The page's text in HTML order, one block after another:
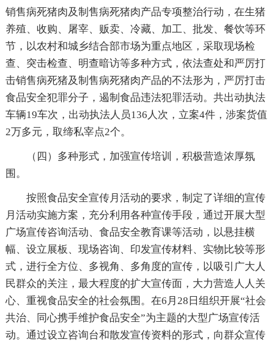
销售病死猪肉及制售病死猪肉产品专项整治行动，在生猪
养殖、收购、屠宰、贩卖、冷藏、加工、批发、餐饮等环
节，以农村和城乡结合部市场为重点地区，采取现场检
查、突击检查、明查暗访等多种方式，依法查处和严厉打
击销售病死猪及制售病死猪肉产品的不法形为，严厉打击
食品安全犯罪分子，遏制食品违法犯罪活动。共出动执法
车辆19车次，出动执法人员136人次，立案4件，涉案货值
2万多元，取缔私宰点2个。
（四）多种形式，加强宣传培训，积极营造浓厚氛
围。
按照食品安全宣传月活动的要求，制定了详细的宣传
月活动实施方案，充分利用各种宣传手段，通过开展大型
广场宣传咨询活动、食品安全教育课等活动，以悬挂横
幅、设立展板、现场咨询、印发宣传材料、实物比较等形
式，进行全方位、多视角、多角度的宣传，以吸引广大人
民群众的关注，最大程度的扩大宣传面，大力营造人人关
心、重视食品安全的社会氛围。在6月28日组织开展“社会
共治、同心携手维护食品安全”为主题的大型广场宣传活
动。通过设立咨询台和散发宣传资料的形式，向群众宣传